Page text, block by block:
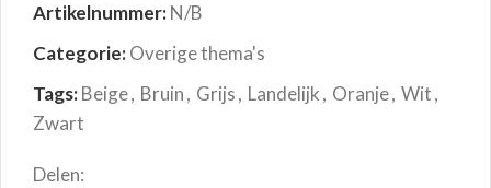
Artikelnummer:N/B
Categorie:Overige thema's
Tags:Beige, Bruin, Grijs, Landelijk, Oranje, Wit,
Zwart
Delen: